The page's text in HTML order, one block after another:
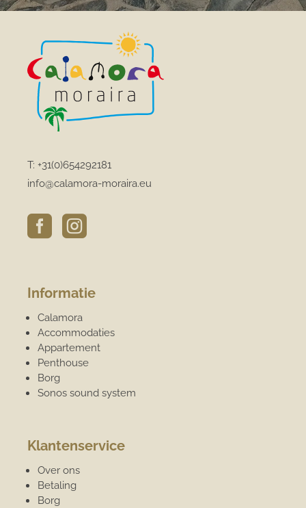
T:+31(0)654292181
info@calamora-moraira.eu
 
Informatie
Calamora
Accommodaties
Appartement
Penthouse
Borg
Sonos sound system
Klantenservice
Over ons
Betaling
Borg